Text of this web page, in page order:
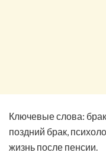
Ключевые слова:
поздний брак,
жизнь после пенсии.